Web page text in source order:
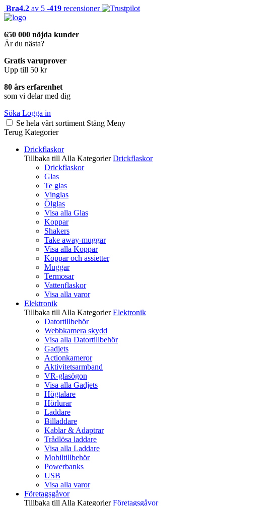
Bra4.2 av 5 -419 recensioner
650 000 nöjda kunder
Är du nästa?
Gratis varuprover
Upp till 50 kr
80 års erfarenhet
som vi delar med dig
Söka Logga in
Se hela vårt sortiment Stäng Meny
Terug Kategorier
Drickflaskor
Tillbaka till Alla Kategorier Drickflaskor
Drickflaskor
Glas
Te glas
Vinglas
Ölglas
Visa alla Glas
Koppar
Shakers
Take away-muggar
Visa alla Koppar
Koppar och assietter
Muggar
Termosar
Vattenflaskor
Visa alla varor
Elektronik
Tillbaka till Alla Kategorier Elektronik
Datortillbehör
Webbkamera skydd
Visa alla Datortillbehör
Gadjets
Actionkameror
Aktivitetsarmband
VR-glasögon
Visa alla Gadjets
Högtalare
Hörlurar
Laddare
Billaddare
Kablar & Adaptrar
Trådlösa laddare
Visa alla Laddare
Mobiltillbehör
Powerbanks
USB
Visa alla varor
Företagsgåvor
Tillbaka till Alla Kategorier Företagsgåvor